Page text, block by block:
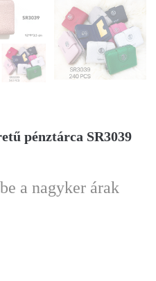
pénztárca SR3039
a nagyker árak